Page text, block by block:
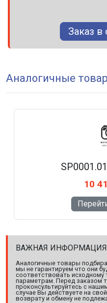
Заказ
Аналогичные
10
ВАЖНАЯ ИНФОРМАЦИЯ
Аналогичные товары
мы не гарантируем что они
соответствовать исходному
параметрам. Перед заказом
проконсультируйтесь с
случае Вы действуете на
возврату и обмену не